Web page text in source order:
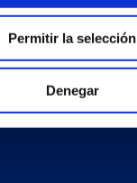
Permitir la selección
Denegar